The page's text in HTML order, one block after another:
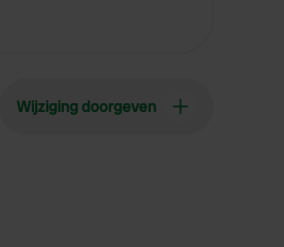
Wijziging doorgeven